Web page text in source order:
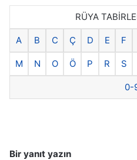
RÜYA
A B C Ç D E F
M N O Ö P R S
0-
Bir yanıt yazın